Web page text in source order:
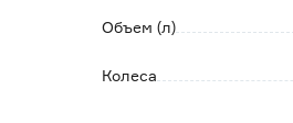
Объем (л)
Колеса